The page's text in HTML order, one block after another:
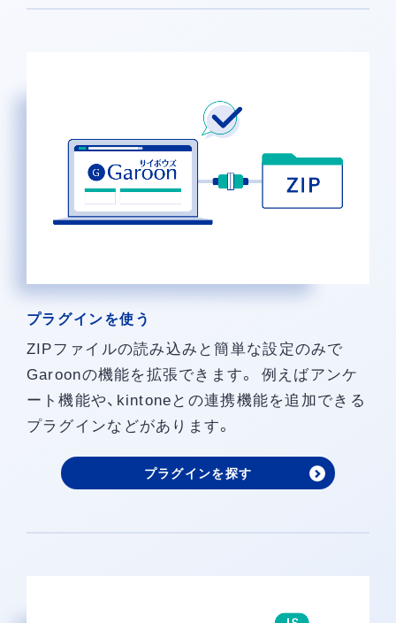
プラグインを使う
ZIPファイルの読み込みと簡単な設定のみで
Garoonの機能を拡張できます。 例えばアンケ
ート機能や、kintoneとの連携機能を追加できる
プラグインなどがあります。
プラグインを探す